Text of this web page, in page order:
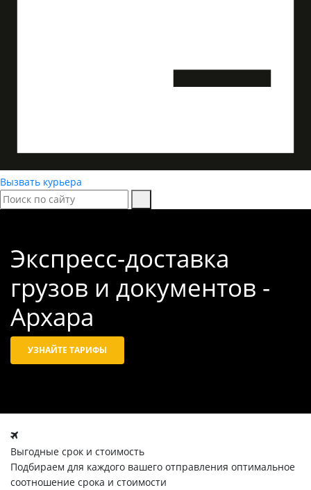
Вызвать курьера
Экспресс-доставка
грузов и документов -
Архара
УЗНАЙТЕ ТАРИФЫ
Выгодные срок и стоимость
Подбираем для каждого вашего отправления оптимальное
соотношение срока и стоимости